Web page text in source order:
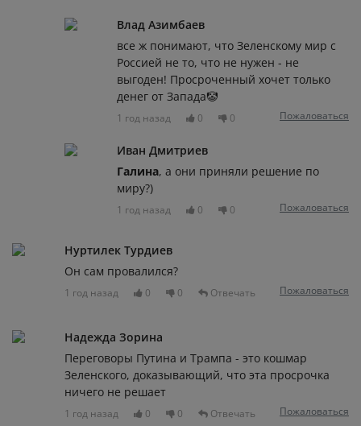
Влад Азимбаев
все ж понимают, что Зеленскому мир с
Россией не то, что не нужен - не
выгоден! Просроченный хочет только
денег от Запада🤡
1 год назад 0 0 Пожаловаться
Иван Дмитриев
Галина, а они приняли решение по
миру?)
1 год назад 0 0 Пожаловаться
Нуртилек Турдиев
Он сам провалился?
1 год назад 0 0 Отвечать Пожаловаться
Надежда Зорина
Переговоры Путина и Трампа - это кошмар
Зеленского, доказывающий, что эта просрочка
ничего не решает
1 год назад 0 0 Отвечать Пожаловаться